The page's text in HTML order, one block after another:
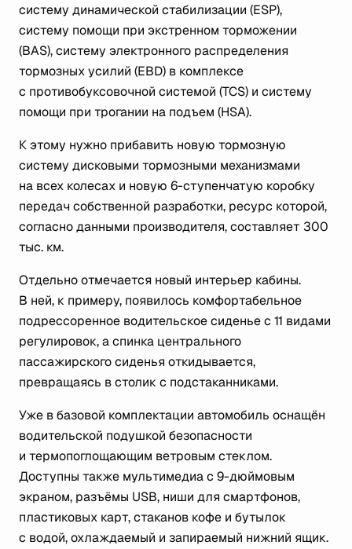
систему динамической стабилизации (ESP),
систему помощи при экстренном торможении
(BAS), систему электронного распределения
тормозных усилий (EBD) в комплексе
с противобуксовочной системой (TCS) и систему
помощи при трогании на подъем (HSA).
К этому нужно прибавить новую тормозную
систему дисковыми тормозными механизмами
на всех колесах и новую 6-ступенчатую коробку
передач собственной разработки, ресурс которой,
согласно данными производителя, составляет 300
тыс. км.
Отдельно отмечается новый интерьер кабины.
В ней, к примеру, появилось комфортабельное
подрессоренное водительское сиденье с 11 видами
регулировок, а спинка центрального
пассажирского сиденья откидывается,
превращаясь в столик с подстаканниками.
Уже в базовой комплектации автомобиль оснащён
водительской подушкой безопасности
и термопоглощающим ветровым стеклом.
Доступны также мультимедиа с 9-дюймовым
экраном, разъёмы USB, ниши для смартфонов,
пластиковых карт, стаканов кофе и бутылок
с водой, охлаждаемый и запираемый нижний ящик.